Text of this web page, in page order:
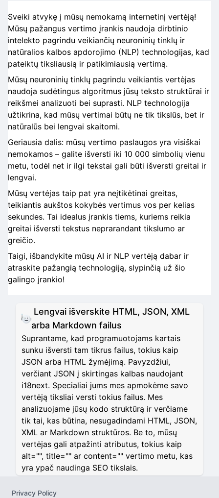
Sveiki atvykę į mūsų nemokamą internetinį vertėją!
Mūsų pažangus vertimo įrankis naudoja dirbtinio
intelekto pagrindu veikiančių neuroninių tinklų ir
natūralios kalbos apdorojimo (NLP) technologijas, kad
pateiktų tiksliausią ir patikimiausią vertimą.
Mūsų neuroninių tinklų pagrindu veikiantis vertėjas
naudoja sudėtingus algoritmus jūsų teksto struktūrai ir
reikšmei analizuoti bei suprasti. NLP technologija
užtikrina, kad mūsų vertimai būtų ne tik tikslūs, bet ir
natūralūs bei lengvai skaitomi.
Geriausia dalis: mūsų vertimo paslaugos yra visiškai
nemokamos – galite išversti iki 10 000 simbolių vienu
metu, todėl net ir ilgi tekstai gali būti išversti greitai ir
lengvai.
Mūsų vertėjas taip pat yra neįtikėtinai greitas,
teikiantis aukštos kokybės vertimus vos per kelias
sekundes. Tai idealus įrankis tiems, kuriems reikia
greitai išversti tekstus neprarandant tikslumo ar
greičio.
Taigi, išbandykite mūsų AI ir NLP vertėją dabar ir
atraskite pažangią technologiją, slypinčią už šio
galingo įrankio!
Lengvai išverskite HTML, JSON, XML
arba Markdown failus
Suprantame, kad programuotojams kartais
sunku išversti tam tikrus failus, tokius kaip
JSON arba HTML žymėjimą. Pavyzdžiui,
verčiant JSON į skirtingas kalbas naudojant
i18next. Specialiai jums mes apmokėme savo
vertėją tiksliai versti tokius failus. Mes
analizuojame jūsų kodo struktūrą ir verčiame
tik tai, kas būtina, nesugadindami HTML, JSON,
XML ar Markdown struktūros. Be to, mūsų
vertėjas gali atpažinti atributus, tokius kaip
alt="", title="" ar content="" vertimo metu, kas
yra ypač naudinga SEO tikslais.
Privacy Policy